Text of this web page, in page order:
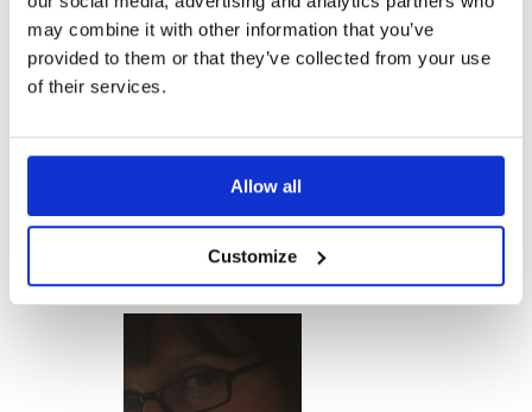
may combine it with other information that you’ve
provided to them or that they’ve collected from your use
of their services.
Allow all
Customize
ESSENZA DI